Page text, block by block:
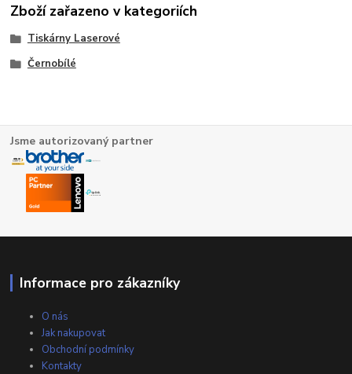
Zboží zařazeno v kategoriích
Tiskárny Laserové
Černobílé
Jsme autorizovaný partner
Informace pro zákazníky
O nás
Jak nakupovat
Obchodní podmínky
Kontakty